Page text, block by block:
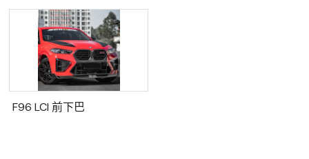
F96 LCI 前下巴